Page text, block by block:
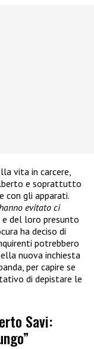
vita in carcere,
e soprattutto
con gli apparati.
evitato ci
e del loro presunto
ha deciso di
potrebbero
nuova inchiesta
per capire se
di depistare le
Savi: